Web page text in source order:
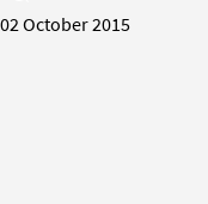
02 October 2015